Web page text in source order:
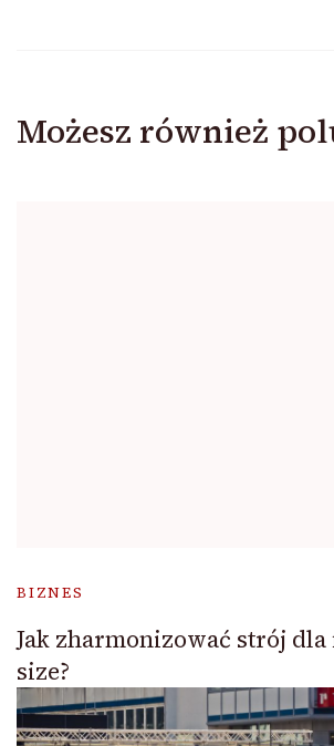
Możesz również
BIZNES
Jak zharmonizować strój
size?